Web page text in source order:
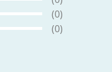
(0)
(0)